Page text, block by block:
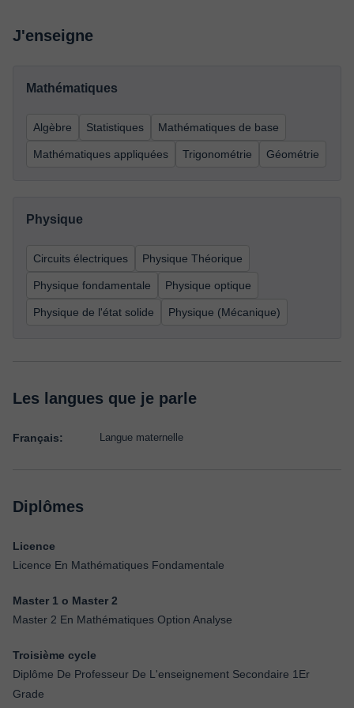
J'enseigne
Mathématiques
Algèbre Statistiques Mathématiques de base
Mathématiques appliquées Trigonométrie Géométrie
Physique
Circuits électriques Physique Théorique
Physique fondamentale Physique optique
Physique de l'état solide Physique (Mécanique)
Les langues que je parle
Français: Langue maternelle
Diplômes
Licence
Licence En Mathématiques Fondamentale
Master 1 o Master 2
Master 2 En Mathématiques Option Analyse
Troisième cycle
Diplôme De Professeur De L'enseignement Secondaire 1Er
Grade